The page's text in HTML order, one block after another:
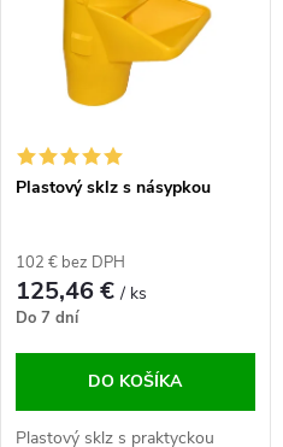
i
e
p
r
s
r
o
d
Plastový sklz s násypkou
102 € bez DPH
125,46 €/ ks
Do 7 dní
DO KOŠÍKA
Plastový sklz s praktyckou